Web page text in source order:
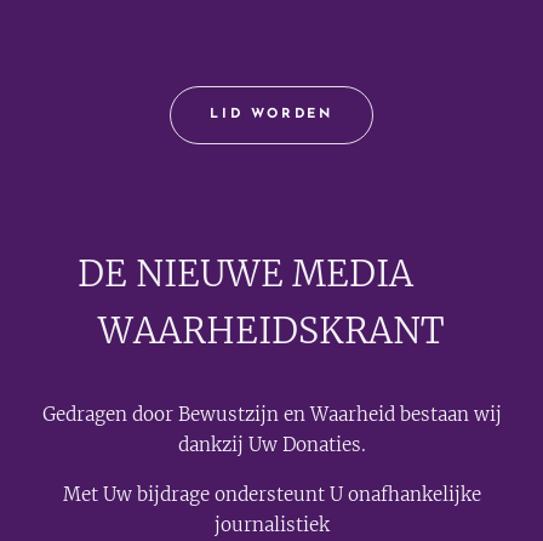
LID WORDEN
DE NIEUWE MEDIA🟣
WAARHEIDSKRANT
Gedragen door Bewustzijn en Waarheid bestaan wij
dankzij Uw Donaties.
Met Uw bijdrage ondersteunt U onafhankelijke
journalistiek